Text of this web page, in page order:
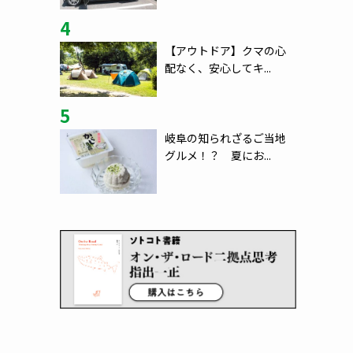
4
【アウトドア】クマの心
配なく、安心してキ...
5
岐阜の知られざるご当地
グルメ！？ 夏にお...